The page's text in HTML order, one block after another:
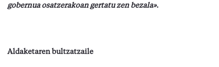
gobernua osatzerakoan gertatu zen bezala».
Aldaketaren bultzatzaile